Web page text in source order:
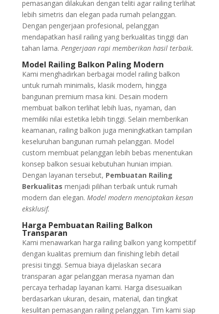
pemasangan dilakukan dengan teliti agar railing terlihat
lebih simetris dan elegan pada rumah pelanggan.
Dengan pengerjaan profesional, pelanggan
mendapatkan hasil railing yang berkualitas tinggi dan
tahan lama. Pengerjaan rapi memberikan hasil terbaik.
Model Railing Balkon Paling Modern
Kami menghadirkan berbagai model railing balkon
untuk rumah minimalis, klasik modern, hingga
bangunan premium masa kini. Desain modern
membuat balkon terlihat lebih luas, nyaman, dan
memiliki nilai estetika lebih tinggi. Selain memberikan
keamanan, railing balkon juga meningkatkan tampilan
keseluruhan bangunan rumah pelanggan. Model
custom membuat pelanggan lebih bebas menentukan
konsep balkon sesuai kebutuhan hunian impian.
Dengan layanan tersebut, Pembuatan Railing
Berkualitas menjadi pilihan terbaik untuk rumah
modern dan elegan. Model modern menciptakan kesan
eksklusif.
Harga Pembuatan Railing Balkon
Transparan
Kami menawarkan harga railing balkon yang kompetitif
dengan kualitas premium dan finishing lebih detail
presisi tinggi. Semua biaya dijelaskan secara
transparan agar pelanggan merasa nyaman dan
percaya terhadap layanan kami. Harga disesuaikan
berdasarkan ukuran, desain, material, dan tingkat
kesulitan pemasangan railing pelanggan. Tim kami siap